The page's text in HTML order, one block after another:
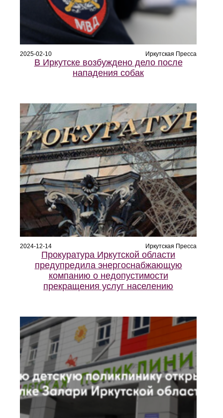
2025-02-10 Иркутская Пресса
В Иркутске возбуждено дело после
нападения собак
2024-12-14 Иркутская Пресса
Прокуратура Иркутской области
предупредила энергоснабжающую
компанию о недопустимости
прекращения услуг населению